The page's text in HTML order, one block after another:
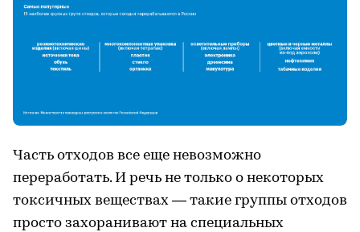
Часть отходов все еще невозможно
переработать. И речь не только о некоторых
токсичных веществах — такие группы отходов
просто захоранивают на специальных